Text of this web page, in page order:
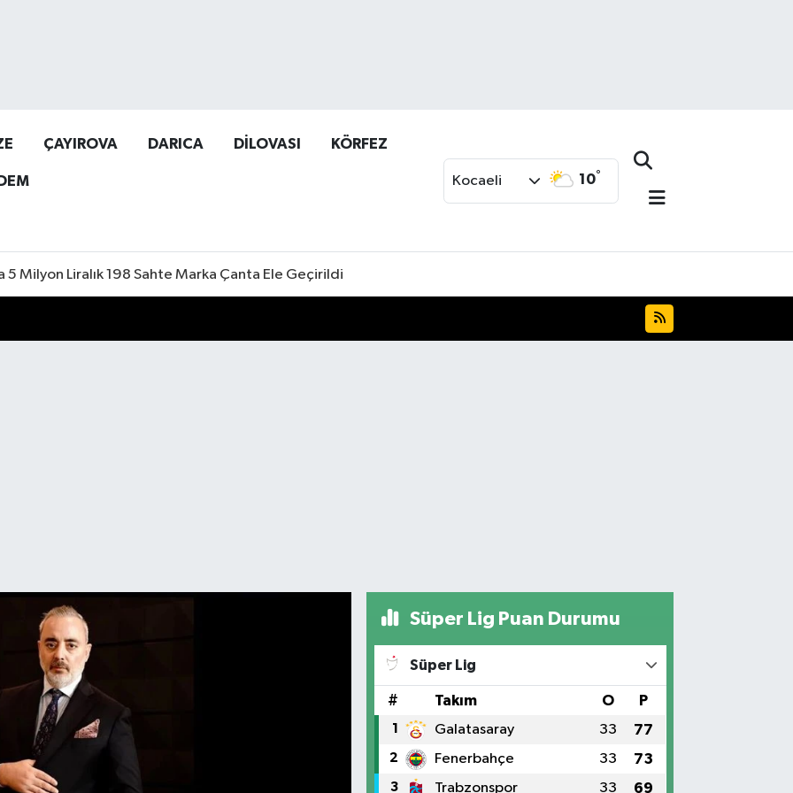
ÇAYIROVA DARICA DİLOVASI KÖRFEZ
Kocaeli 10°
5 Milyon Liralık 198 Sahte Marka Çanta Ele Geçirildi
Süper Lig Puan Durumu
Süper Lig
# Takım O P
1 Galatasaray 33 77
2 Fenerbahçe 33 73
3 Trabzonspor 33 69